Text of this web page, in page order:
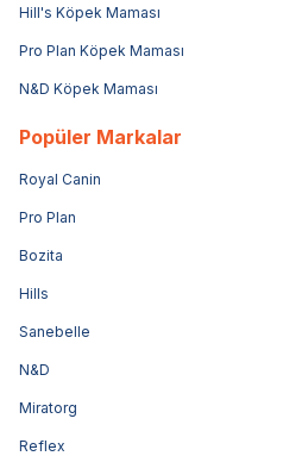
Hill's Köpek Maması
Pro Plan Köpek Maması
N&D Köpek Maması
Popüler Markalar
Royal Canin
Pro Plan
Bozita
Hills
Sanebelle
N&D
Miratorg
Reflex